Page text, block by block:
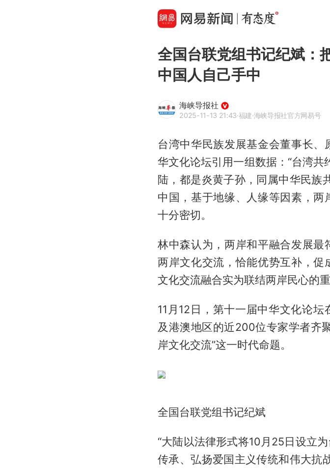
全国台联党组书记纪斌：
中国人自己手中
海峡导报社
2025-11-13 21:43·福建·海峡导报社官方网易号
台湾中华民族发展基金会董事长
华文化论坛引用一组数据：“台湾
陆，都是炎黄子孙，同属中华民族
中国，基于地缘、人缘等因素，
十分密切。
林中森认为，两岸和平融合发展
两岸文化交流，恰能优势互补，
文化交流融合实为联结两岸民心的重
11月12日，第十一届中华文化论
及港澳地区的近200位专家学者齐
岸文化交流”这一时代命题。
全国台联党组书记纪斌
“大陆以法律形式将10月25日设立
传承、弘扬爱国主义传统和伟大抗